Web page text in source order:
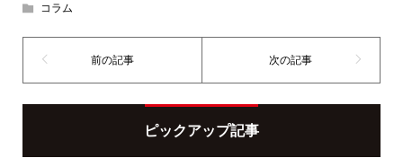
コラム
ピックアップ記事